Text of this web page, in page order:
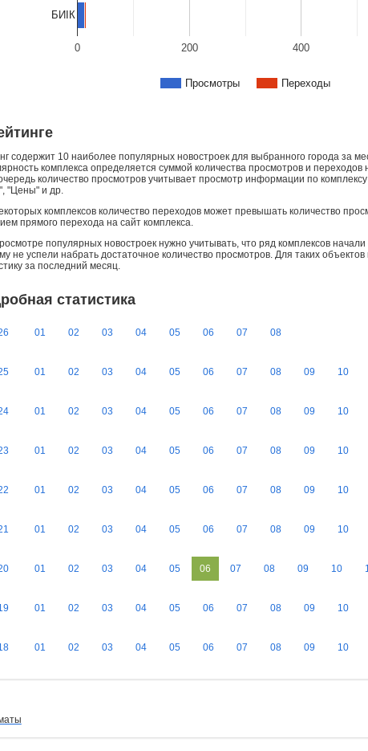
Просмотры Переходы
0 200 400
БИIК
содержит 10 наиболее популярных новостроек для выбранного города за
комплекса определяется суммой количества просмотров и переходов
количество просмотров учитывает просмотр информации по
"Цены" и др.
комплексов количество переходов может превышать количество
прямого перехода на сайт комплекса.
популярных новостроек нужно учитывать, что ряд комплексов начали
не успели набрать достаточное количество просмотров. Для таких
за последний месяц.
статистика
01 02 03 04 05 06 07 08
01 02 03 04 05 06 07 08 09 10
01 02 03 04 05 06 07 08 09 10
01 02 03 04 05 06 07 08 09 10
01 02 03 04 05 06 07 08 09 10
01 02 03 04 05 06 07 08 09 10
01 02 03 04 05 06 07 08 09 10
01 02 03 04 05 06 07 08 09 10
01 02 03 04 05 06 07 08 09 10